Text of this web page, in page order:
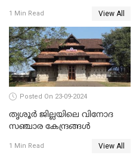
1 Min Read View All
Posted On 23-09-2024
തൃശൂർ ജില്ലയിലെ വിനോദ
സഞ്ചാര കേന്ദ്രങ്ങൾ
1 Min Read View All